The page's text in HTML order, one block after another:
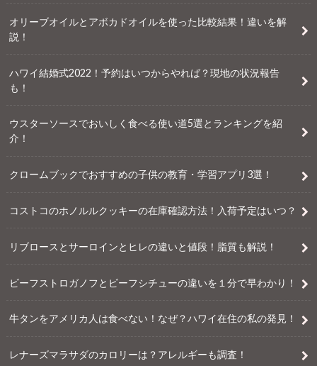
オリーブオイルとアボカドオイルを使った比較結果！違いを解
説！
ハワイ結婚式2022！予約はいつからやれば？現地の状況報告
も！
ウスターソースでおいしく食べる使い道5選とランキングを紹
介！
クロームブックでおすすめの子供の教育・学習アプリ3選！
コストコのホノルルクッキーの在庫確認方法！入荷予定はいつ？
リブロースとサーロインとヒレの違いと値段！脂質も解説！
ビーフストロガノフとビーフシチューの違いを１分で早わかり！
牛タンをアメリカ人は食べない！なぜ？ハワイ在住の私の発見！
レナーズマラサダのカロリーは？アレルギーも調査！